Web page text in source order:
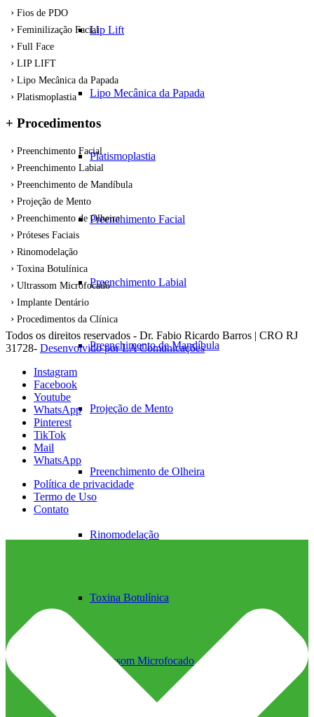
Lip Lift
Lipo Mecânica da Papada
Platismoplastia
Preenchimento Facial
Preenchimento Labial
Preenchimento de Mandíbula
Projeção de Mento
Preenchimento de Olheira
Rinomodelação
Toxina Botulínica
Ultrassom Microfocado
Fios de PDO
Feminilização Facial
Full Face
LIP LIFT
Lipo Mecânica da Papada
Platismoplastia
+ Procedimentos
Preenchimento Facial
Preenchimento Labial
Preenchimento de Mandíbula
Projeção de Mento
Preenchimento de Olheira
Próteses Faciais
Rinomodelação
Toxina Botulínica
Ultrassom Microfocado
Implante Dentário
Procedimentos da Clínica
Todos os direitos reservados - Dr. Fabio Ricardo Barros | CRO RJ
31728- Desenvolvido por LA Comunicações
Instagram
Facebook
Youtube
WhatsApp
Pinterest
TikTok
Mail
WhatsApp
Política de privacidade
Termo de Uso
Contato